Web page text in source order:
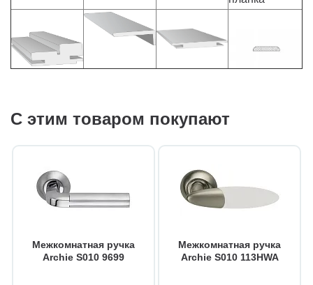
С этим товаром покупают
Межкомнатная ручка
Archie S010 9699
Межкомнатная ручка
Archie S010 113HWA